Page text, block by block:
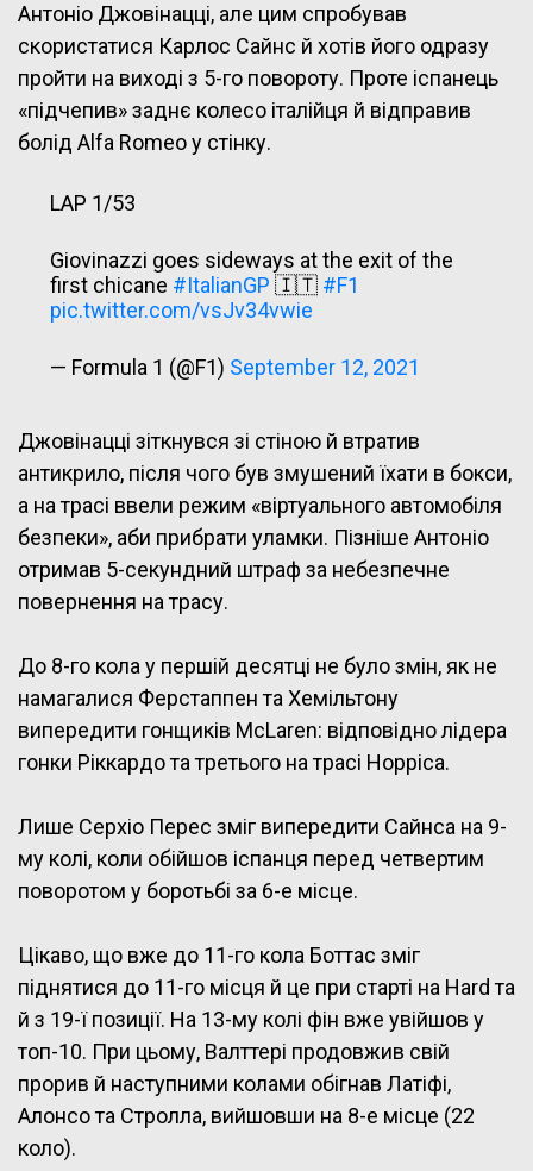
Антоніо Джовінацці, але цим спробував
скористатися Карлос Сайнс й хотів його одразу
пройти на виході з 5-го повороту. Проте іспанець
«підчепив» заднє колесо італійця й відправив
болід Alfa Romeo у стінку.
LAP 1/53
Giovinazzi goes sideways at the exit of the
first chicane #ItalianGP 🇮🇹 #F1
pic.twitter.com/vsJv34vwie
— Formula 1 (@F1) September 12, 2021
Джовінацці зіткнувся зі стіною й втратив
антикрило, після чого був змушений їхати в бокси,
а на трасі ввели режим «віртуального автомобіля
безпеки», аби прибрати уламки. Пізніше Антоніо
отримав 5-секундний штраф за небезпечне
повернення на трасу.
До 8-го кола у першій десятці не було змін, як не
намагалися Ферстаппен та Хемільтону
випередити гонщиків McLaren: відповідно лідера
гонки Ріккардо та третього на трасі Норріса.
Лише Серхіо Перес зміг випередити Сайнса на 9-
му колі, коли обійшов іспанця перед четвертим
поворотом у боротьбі за 6-е місце.
Цікаво, що вже до 11-го кола Боттас зміг
піднятися до 11-го місця й це при старті на Hard та
й з 19-ї позиції. На 13-му колі фін вже увійшов у
топ-10. При цьому, Валттері продовжив свій
прорив й наступними колами обігнав Латіфі,
Алонсо та Стролла, вийшовши на 8-е місце (22
коло).